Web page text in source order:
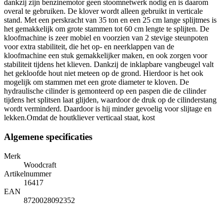
dankzij zijn benzinemotor geen stoomnetwerk nodig en is daarom
overal te gebruiken. De klover wordt alleen gebruikt in verticale
stand. Met een perskracht van 35 ton en een 25 cm lange splijtmes is
het gemakkelijk om grote stammen tot 60 cm lengte te splijten. De
kloofmachine is zeer mobiel en voorzien van 2 stevige steunpoten
voor extra stabiliteit, die het op- en neerklappen van de
kloofmachine een stuk gemakkelijker maken, en ook zorgen voor
stabiliteit tijdens het klieven. Dankzij de inklapbare vangbeugel valt
het gekloofde hout niet meteen op de grond. Hierdoor is het ook
mogelijk om stammen met een grote diameter te kloven. De
hydraulische cilinder is gemonteerd op een paspen die de cilinder
tijdens het splitsen laat glijden, waardoor de druk op de cilinderstang
wordt verminderd. Daardoor is hij minder gevoelig voor slijtage en
lekken.Omdat de houtkliever verticaal staat, kost
Algemene specificaties
Merk
Woodcraft
Artikelnummer
16417
EAN
8720028092352